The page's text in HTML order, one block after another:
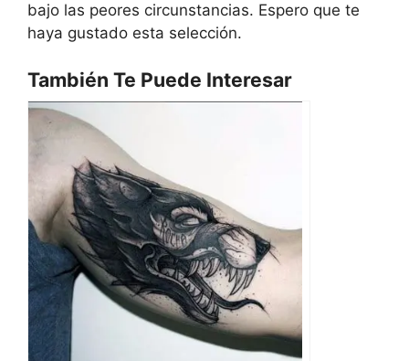
bajo las peores circunstancias. Espero que te
haya gustado esta selección.
También Te Puede Interesar